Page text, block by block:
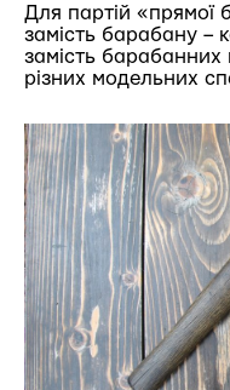
Для партій «прямої
замість барабану –
замість барабанних
різних модельних